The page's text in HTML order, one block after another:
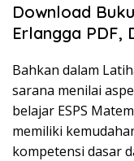
Download
Erlangga PDF,
Bahkan dalam
sarana menilai
belajar ESPS
memiliki
kompetensi dasar